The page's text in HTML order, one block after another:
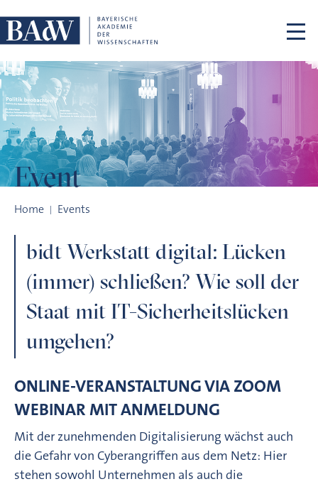
Event
Home Events
bidt Werkstatt digital: Lücken
(immer) schließen? Wie soll der
Staat mit IT-Sicherheitslücken
umgehen?
ONLINE-VERANSTALTUNG VIA ZOOM
WEBINAR MIT ANMELDUNG
Mit der zunehmenden Digitalisierung wächst auch
die Gefahr von Cyberangriffen aus dem Netz: Hier
stehen sowohl Unternehmen als auch die